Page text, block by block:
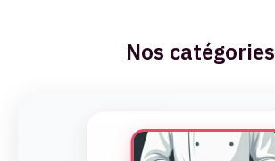
Nos catégories